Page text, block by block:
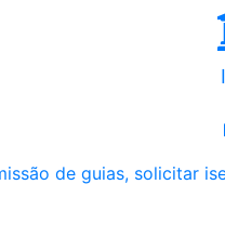
de guias, solicitar